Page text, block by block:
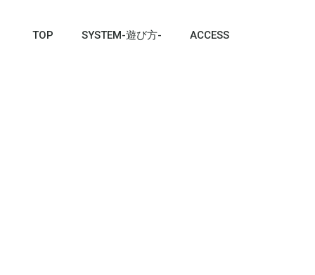
TOP SYSTEM-遊び方- ACCESS